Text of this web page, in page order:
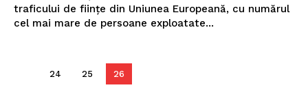
traficului de ființe din Uniunea Europeană, cu numărul
cel mai mare de persoane exploatate...
24 25 26